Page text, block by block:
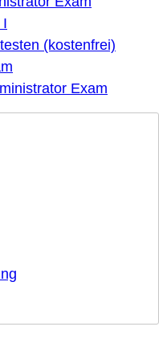
(kostenfrei)
Exam